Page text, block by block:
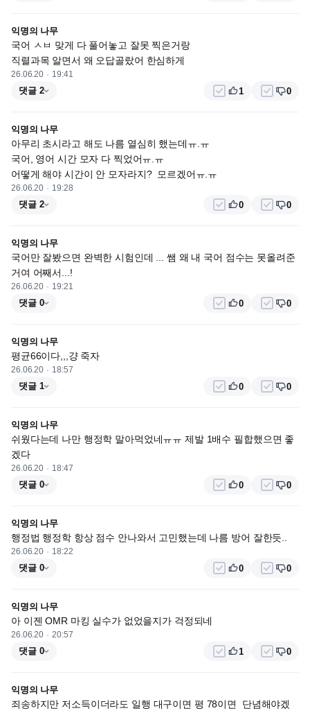
익명의 나무
국어 ㅅㅂ 맞게 다 풀어놓고 잘못 찍은거랑
직렬과목 알면서 왜 오답골랐어 한심하게
26.06.20 19:41
댓글 2 1 0
익명의 나무
아무리 초시라고 해도 나름 열심히 했는데ㅠ.ㅠ
국어, 영어 시간 모자 다 찍었어ㅠ.ㅠ
어떻게 해야 시간이 안 모자라지?  모르겠어ㅠ.ㅠ
26.06.20 19:28
댓글 2 0 0
익명의 나무
국어만 잘봤으면 완벽한 시험인데 ... 쌤 왜 내 국어 점수는 못올려준
거여 어째서...!
26.06.20 19:21
댓글 0 0 0
익명의 나무
평균66이다,,,걍 죽자
26.06.20 18:57
댓글 1 0 0
익명의 나무
쉬웠다는데 나만 행정학 말아먹었네ㅠㅠ 제발 1배수 필합했으면 좋
겠다
26.06.20 18:47
댓글 0 0 0
익명의 나무
행정법 행정학 항상 점수 안나와서 고민했는데 나름 방어 잘한듯..
26.06.20 18:22
댓글 0 0 0
익명의 나무
아 이젠 OMR 마킹 실수가 없었을지가 걱정되네
26.06.20 20:57
댓글 0 1 0
익명의 나무
죄송하지만 저소득이더라도 일행 대구이면 평 78이면  단념해야겠